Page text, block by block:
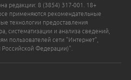
редакции: 8 (3854) 317-001. 18+
применяются рекомендательные
технологии предоставления
систематизации и анализа сведений,
пользователей сети "Интернет",
Российской Федерации)".